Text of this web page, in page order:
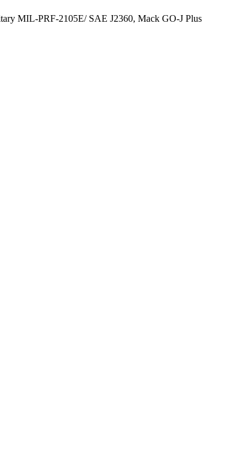
MIL-PRF-2105E/ SAE J2360, Mack GO-J Plus